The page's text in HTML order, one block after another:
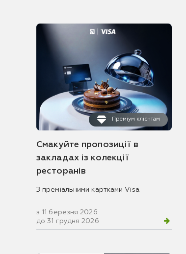
Преміум клієнтам
Смакуйте пропозиції в
закладах із колекції
ресторанів
З преміальними картками Visa
з 11 березня 2026
до 31 грудня 2026